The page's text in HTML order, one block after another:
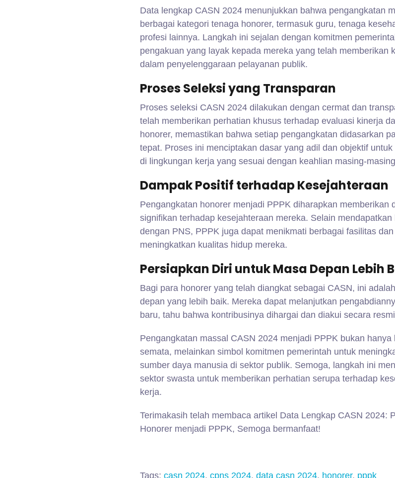
Data lengkap CASN 2024 menunjukkan bahwa pengangkatan
berbagai kategori tenaga honorer, termasuk guru, tenaga
profesi lainnya. Langkah ini sejalan dengan komitmen
pengakuan yang layak kepada mereka yang telah memberikan
dalam penyelenggaraan pelayanan publik.
Proses Seleksi yang Transparan
Proses seleksi CASN 2024 dilakukan dengan cermat dan
telah memberikan perhatian khusus terhadap evaluasi kinerja
honorer, memastikan bahwa setiap pengangkatan didasarkan
tepat. Proses ini menciptakan dasar yang adil dan objektif
di lingkungan kerja yang sesuai dengan keahlian masing-
Dampak Positif terhadap Kesejahteraan
Pengangkatan honorer menjadi PPPK diharapkan memberikan
signifikan terhadap kesejahteraan mereka. Selain
dengan PNS, PPPK juga dapat menikmati berbagai fasilitas
meningkatkan kualitas hidup mereka.
Persiapkan Diri untuk Masa Depan Lebih
Bagi para honorer yang telah diangkat sebagai CASN, ini
depan yang lebih baik. Mereka dapat melanjutkan
baru, tahu bahwa kontribusinya dihargai dan diakui secara
Pengangkatan massal CASN 2024 menjadi PPPK bukan
semata, melainkan simbol komitmen pemerintah untuk
sumber daya manusia di sektor publik. Semoga, langkah ini
sektor swasta untuk memberikan perhatian serupa terhadap
kerja.
Terimakasih telah membaca artikel Data Lengkap CASN 2024:
Honorer menjadi PPPK, Semoga bermanfaat!
Tags: casn 2024, cpns 2024, data casn 2024, honorer, pppk